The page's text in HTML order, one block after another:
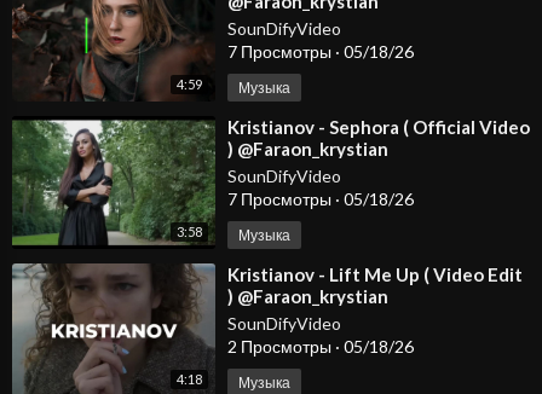
4:59
@KristianovOfficial
SounDifyVideo
7 Просмотры · 05/18/26
Музыка
3:58
⁣Kristianov - Sephora ( Official Video
) @Faraon_krystian
SounDifyVideo
7 Просмотры · 05/18/26
Музыка
4:18
⁣Kristianov - Lift Me Up ( Video Edit
) @Faraon_krystian
@KristianovOfficial
SounDifyVideo
2 Просмотры · 05/18/26
Музыка